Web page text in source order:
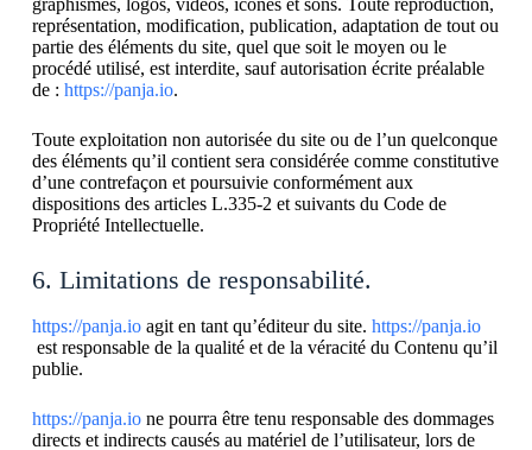
graphismes, logos, vidéos, icônes et sons. Toute reproduction,
représentation, modification, publication, adaptation de tout ou
partie des éléments du site, quel que soit le moyen ou le
procédé utilisé, est interdite, sauf autorisation écrite préalable
de : https://panja.io.
Toute exploitation non autorisée du site ou de l’un quelconque
des éléments qu’il contient sera considérée comme constitutive
d’une contrefaçon et poursuivie conformément aux
dispositions des articles L.335-2 et suivants du Code de
Propriété Intellectuelle.
6. Limitations de responsabilité.
https://panja.ioagit en tant qu’éditeur du site. https://panja.io
est responsable de la qualité et de la véracité du Contenu qu’il
publie.
https://panja.ione pourra être tenu responsable des dommages
directs et indirects causés au matériel de l’utilisateur, lors de